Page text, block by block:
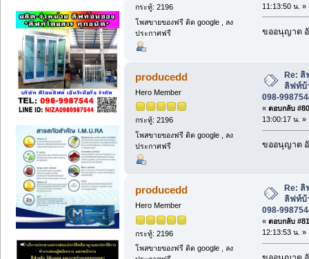
กระทู้: 2196
โพสขายของฟรี ติด google , ลง
ประกาศฟรี
11:13:50 น. »
ขออนุญาต
producedd
Hero Member
กระทู้: 2196
โพสขายของฟรี ติด google , ลง
ประกาศฟรี
Re:
ลิฟท์บ้
098-
« ตอบกลับ
13:00:17 น. »
ขออนุญาต
producedd
Hero Member
กระทู้: 2196
โพสขายของฟรี ติด google , ลง
Re:
ลิฟท์บ้
098-
« ตอบกลับ
12:13:53 น. »